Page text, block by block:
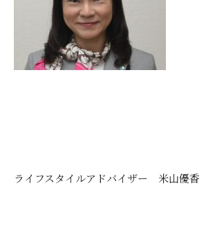
ライフスタイルアドバイザー 米山優香